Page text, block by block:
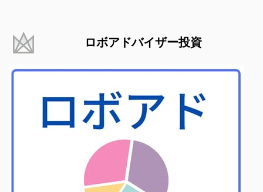
ロボアドバイザー投資